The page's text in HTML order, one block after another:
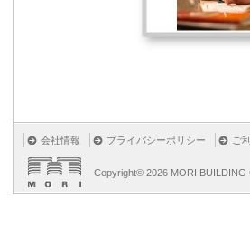
会社情報 プライバシーポリシー ご
Copyright© 2026 MORI BUILDING